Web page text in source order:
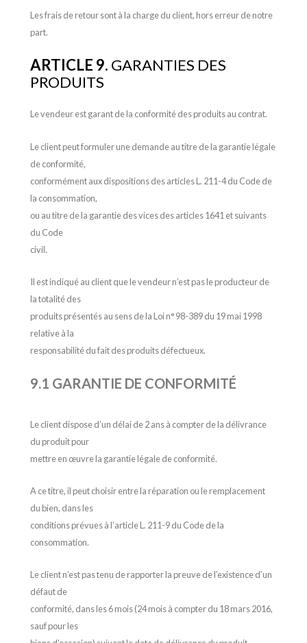
Les frais de retour sont à la charge du client, hors erreur de notre
part.
ARTICLE 9. GARANTIES DES
PRODUITS
Le vendeur est garant de la conformité des produits au contrat.
Le client peut formuler une demande au titre de la garantie légale
de conformité,
conformément aux dispositions des articles L. 211-4 du Code de
la consommation,
ou au titre de la garantie des vices des articles 1641 et suivants
du Code
civil.
Il est indiqué au client que le vendeur n’est pas le producteur de
la totalité des
produits présentés au sens de la Loi n° 98-389 du 19 mai 1998
relative à la
responsabilité du fait des produits défectueux.
9.1 GARANTIE DE CONFORMITÉ
Le client dispose d’un délai de 2 ans à compter de la délivrance
du produit pour
mettre en œuvre la garantie légale de conformité.
A ce titre, il peut choisir entre la réparation ou le remplacement
du bien, dans les
conditions prévues à l’article L. 211-9 du Code de la
consommation.
Le client n’est pas tenu de rapporter la preuve de l’existence d’un
défaut de
conformité, dans les 6 mois (24 mois à compter du 18 mars 2016,
sauf pour les